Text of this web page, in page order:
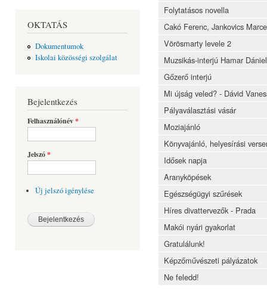
OKTATÁS
Dokumentumok
Iskolai közösségi szolgálat
Bejelentkezés
Felhasználónév*
Jelszó*
Új jelszó igénylése
Folytatásos novella
Cakó Ferenc, Jankovics
Vörösmarty levele 2
Muzsikás-interjú Hamar
Gőzerő interjú
Mi újság veled? - Dávid
Pályaválasztási vásár
Moziajánló
Könyvajánló, helyesírási
Idősek napja
Aranyköpések
Egészségügyi szűrések
Híres divattervezők - Prada
Makói nyári gyakorlat
Gratulálunk!
Képzőművészeti pályázatok
Ne feledd!